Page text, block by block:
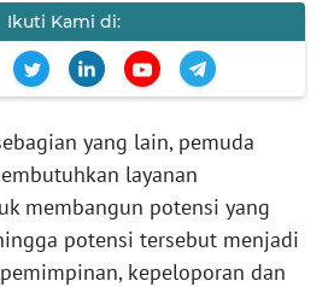
Ikuti Kami di:
yang lain, pemuda
layanan
membangun potensi yang
potensi tersebut menjadi
kepeloporan dan